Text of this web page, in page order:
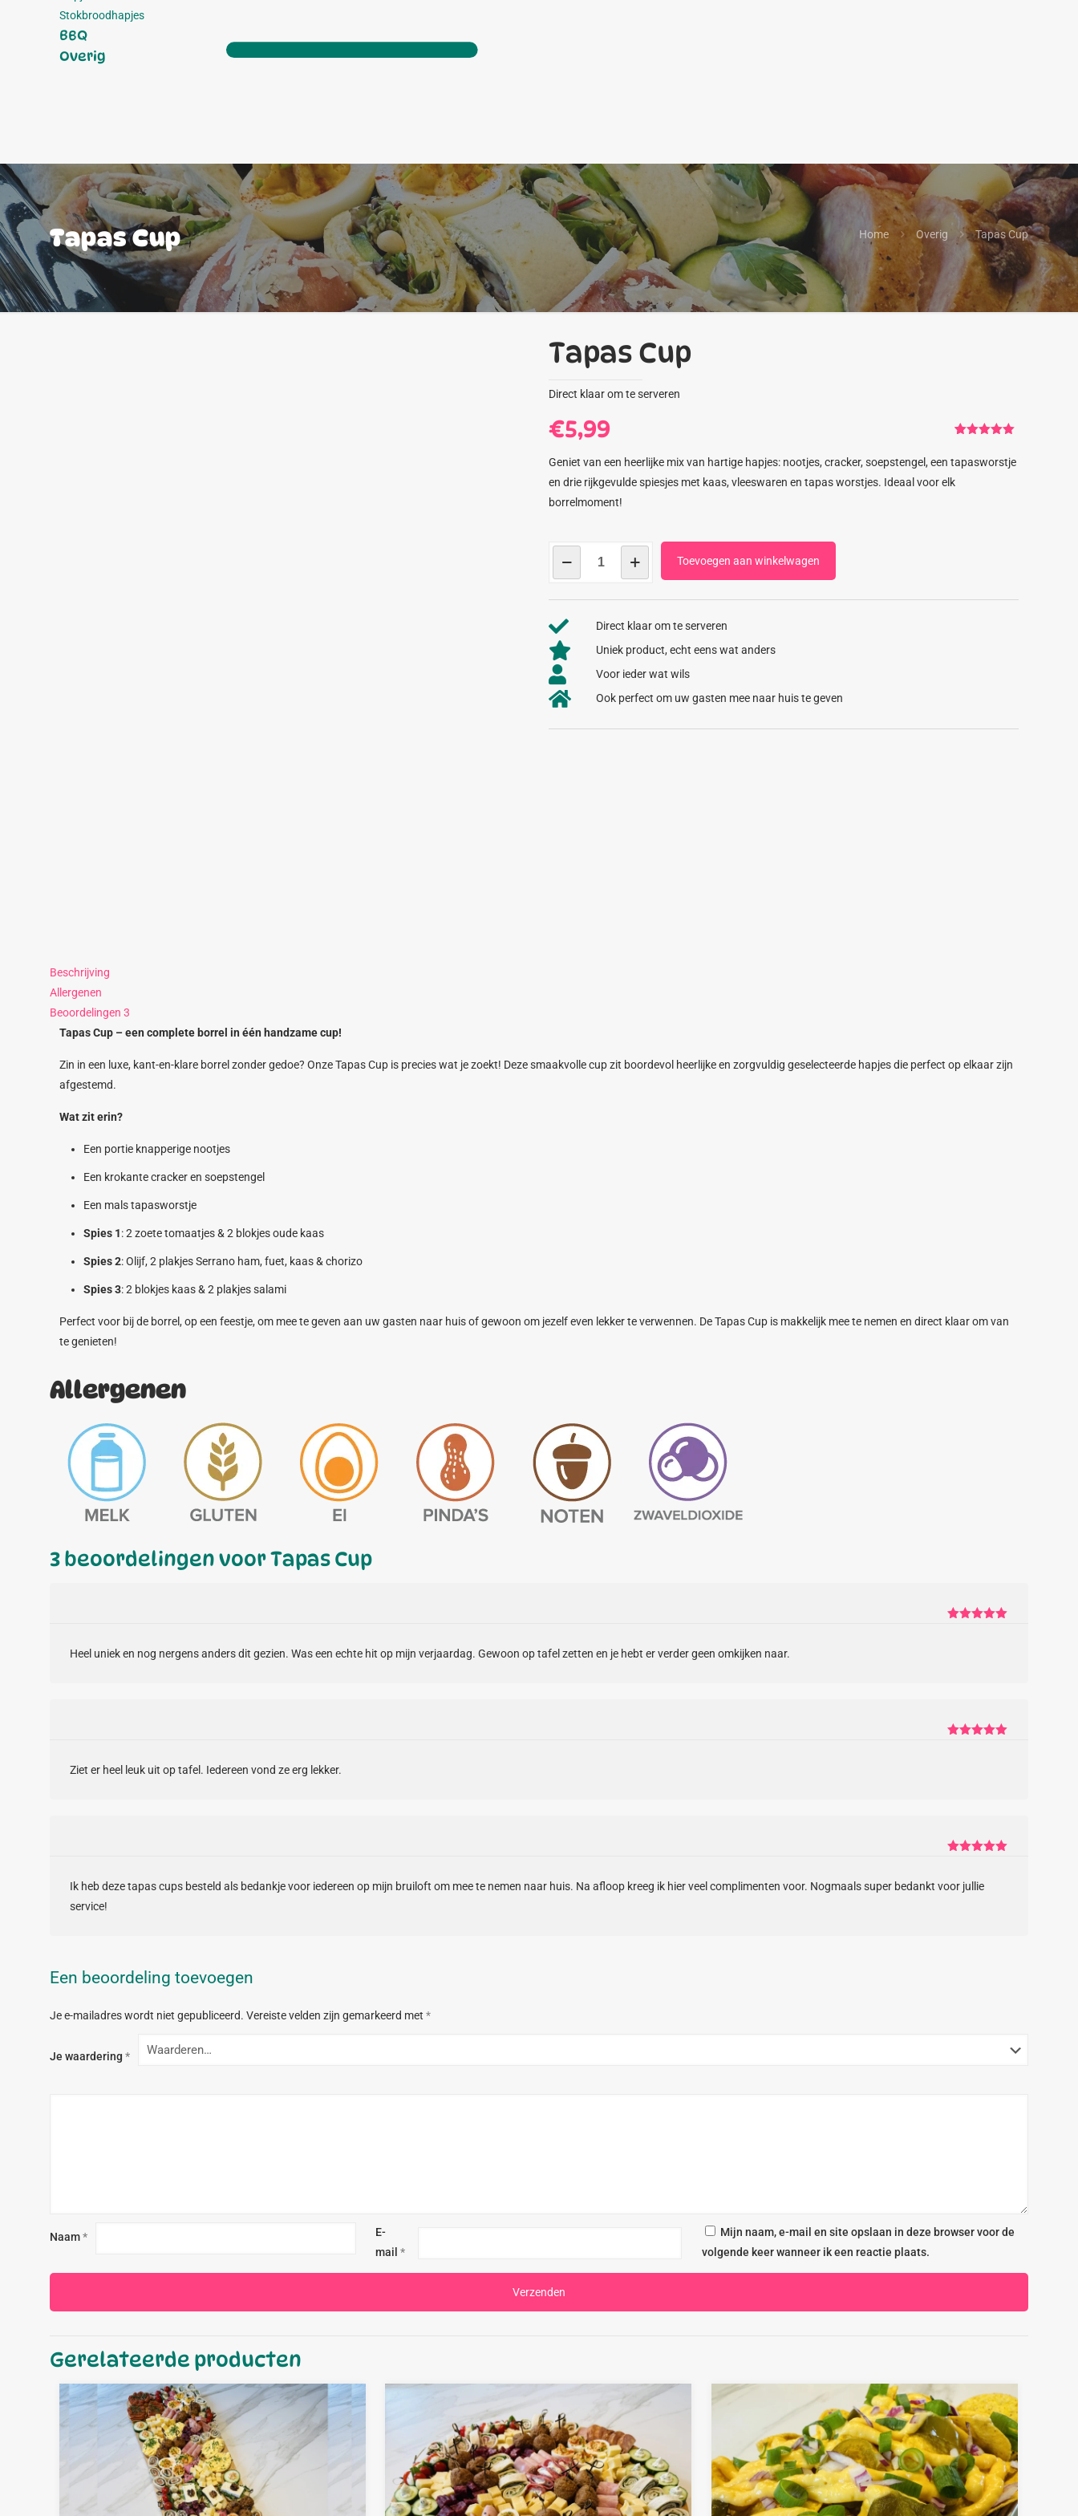
Stokbroodhapjes
BBQ
Overig
Tapas Cup Home Overig Tapas Cup
Tapas Cup
Direct klaar om te serveren
gebaseerd
op
€5,99
Geniet van een heerlijke mix van hartige hapjes: nootjes, cracker, soepstengel, een tapasworstje
en drie rijkgevulde spiesjes met kaas, vleeswaren en tapas worstjes. Ideaal voor elk
borrelmoment!
Tapas
Toevoegen aan winkelwagen
Direct klaar om te serveren
Uniek product, echt eens wat anders
Voor ieder wat wils
Ook perfect om uw gasten mee naar huis te geven
Beschrijving
Allergenen
Beoordelingen 3
Tapas Cup – een complete borrel in één handzame cup!
Zin in een luxe, kant-en-klare borrel zonder gedoe? Onze Tapas Cup is precies wat je zoekt! Deze smaakvolle cup zit boordevol heerlijke en zorgvuldig geselecteerde hapjes die perfect op elkaar zijn
afgestemd.
Wat zit erin?
Een portie knapperige nootjes
Een krokante cracker en soepstengel
Een mals tapasworstje
Spies 1: 2 zoete tomaatjes & 2 blokjes oude kaas
Spies 2: Olijf, 2 plakjes Serrano ham, fuet, kaas & chorizo
Spies 3: 2 blokjes kaas & 2 plakjes salami
Perfect voor bij de borrel, op een feestje, om mee te geven aan uw gasten naar huis of gewoon om jezelf even lekker te verwennen. De Tapas Cup is makkelijk mee te nemen en direct klaar om van
te genieten!
Allergenen
3 beoordelingen voorTapas Cup
Heel uniek en nog nergens anders dit gezien. Was een echte hit op mijn verjaardag. Gewoon op tafel zetten en je hebt er verder geen omkijken naar.
Ziet er heel leuk uit op tafel. Iedereen vond ze erg lekker.
Ik heb deze tapas cups besteld als bedankje voor iedereen op mijn bruiloft om mee te nemen naar huis. Na afloop kreeg ik hier veel complimenten voor. Nogmaals super bedankt voor jullie
service!
Een beoordeling toevoegen
Je e-mailadres wordt niet gepubliceerd. Vereiste velden zijn gemarkeerd met *
Je waardering *
Naam*
E-
mail*
Mijn naam, e-mail en site opslaan in deze browser voor de
volgende keer wanneer ik een reactie plaats.
Gerelateerde producten